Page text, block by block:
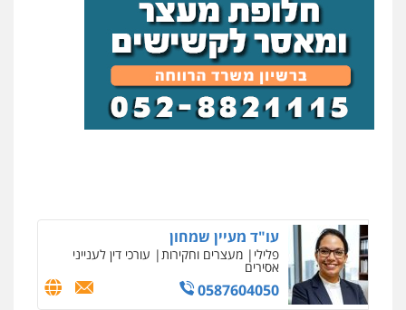
עו"ד רעות שמחון
פלילי אסירים תעבורה
0507623810
עו"ד יצחק איצקוביץ'
פלילי
0526655833
עו"ד עלי סעדי
פלילי פשיעה חמורה ליווי וייצוג בחקירות
ומעצרים
0508824984
עו"ד תומר בנישתי
עו"ד מעיין שמחון
פלילי מעצרים וחקירות עורכי דין לענייני
אסירים
0587604050